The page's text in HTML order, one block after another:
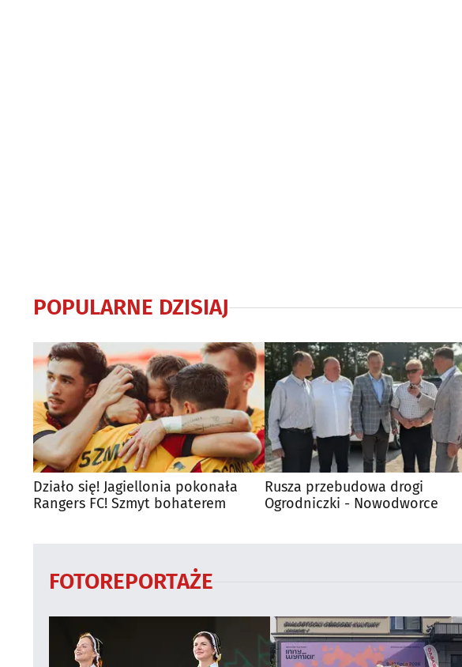
POPULARNE DZISIAJ
Działo się! Jagiellonia pokonała
Rangers FC! Szmyt bohaterem
Rusza przebudowa drogi
Ogrodniczki - Nowodworce
FOTOREPORTAŻE